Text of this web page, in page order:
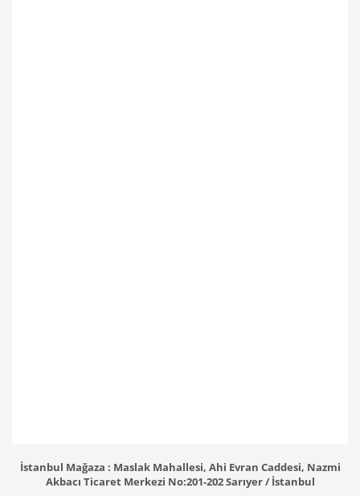
İstanbul Mağaza : Maslak Mahallesi, Ahi Evran Caddesi, Nazmi
Akbacı Ticaret Merkezi No:201-202 Sarıyer / İstanbul